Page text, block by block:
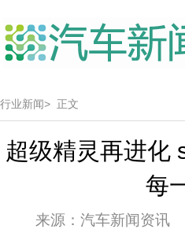
行业新闻> 正文
超级精灵再进化
每
来源：汽车新闻资